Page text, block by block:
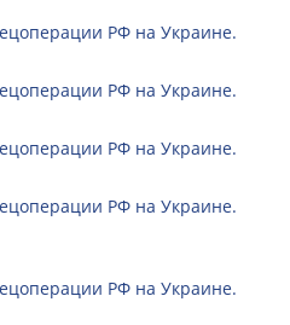
РФ на Украине.
РФ на Украине.
РФ на Украине.
РФ на Украине.
РФ на Украине.